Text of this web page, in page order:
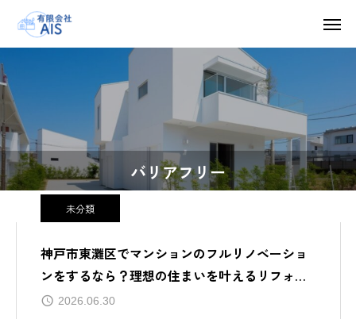
バリアフリー
未分類
神戸市東灘区でマンションのフルリノベーショ
ンをするなら？理想の住まいを叶えるリフォー
ムガイド
2026.06.30